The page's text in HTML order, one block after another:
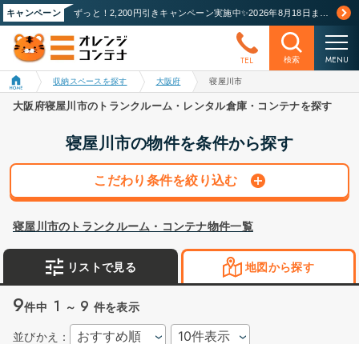
キャンペーン
TEL 検索 MENU
収納スペースを探す 大阪府 寝屋川市
大阪府寝屋川市のトランクルーム・レンタル倉庫・コンテナを探す
寝屋川市の物件を条件から探す
こだわり条件を絞り込む
寝屋川市のトランクルーム・コンテナ物件一覧
リストで見る 地図から探す
9件中 1 ～ 9 件を表示
並びかえ：